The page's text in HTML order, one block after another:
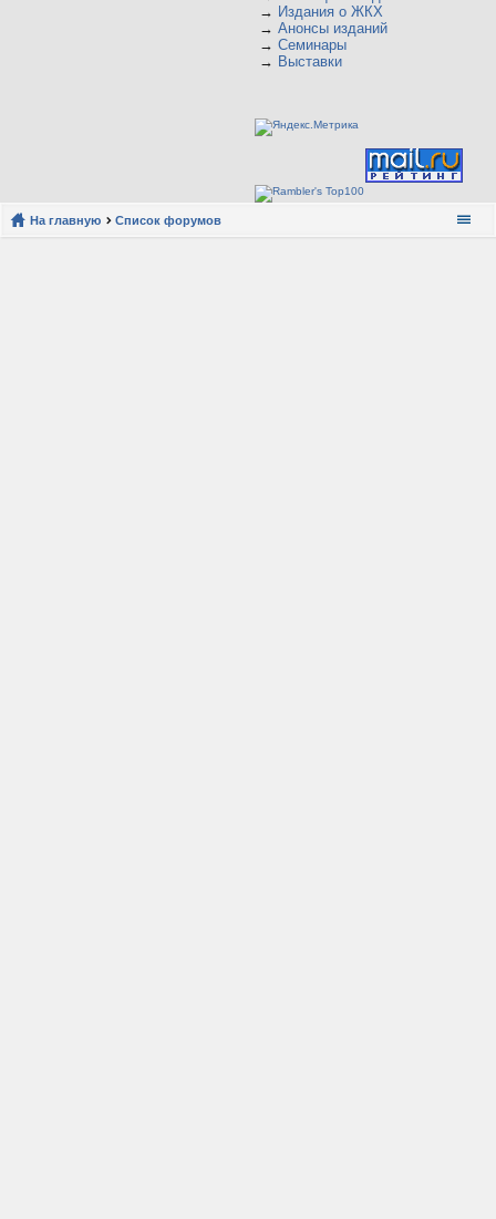
→ Издания о ЖКХ
→ Анонсы изданий
→ Семинары
→ Выставки
На главную Список форумов